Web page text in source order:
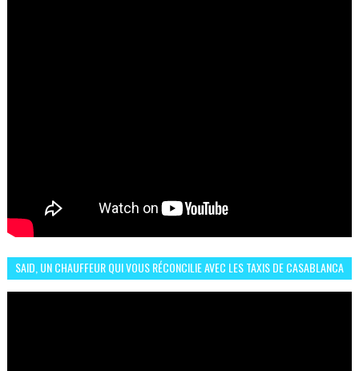
SAID, UN CHAUFFEUR QUI VOUS RÉCONCILIE AVEC LES TAXIS DE CASABLANCA